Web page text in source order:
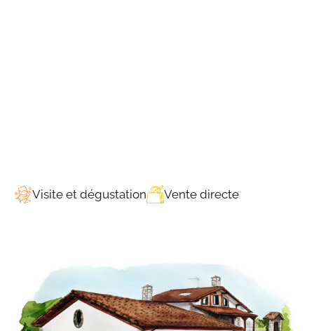
Visite et dégustation Vente directe